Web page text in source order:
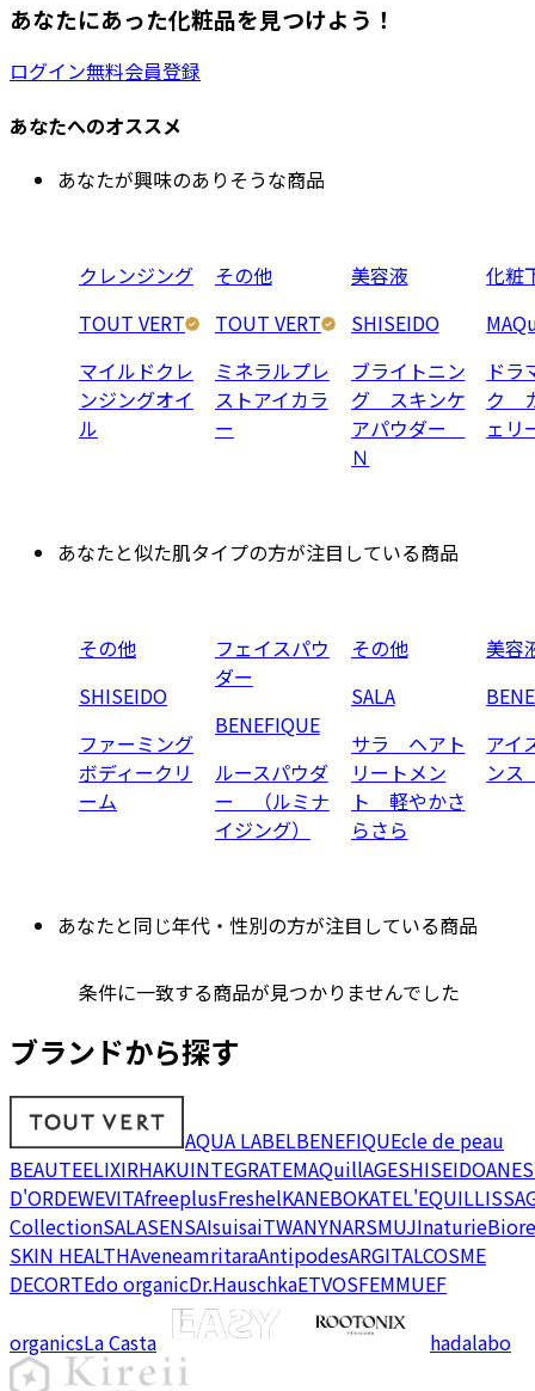
あなたにあった化粧品を見つけよう！
ログイン無料会員登録
あなたへのオススメ
あなたが興味のありそうな商品
クレンジング
TOUT VERT
マイルドクレ
ンジングオイ
ル
その他
TOUT VERT
ミネラルプレ
ストアイカラ
ー
美容液
SHISEIDO
ブライトニン
グ スキンケ
アパウダー
Ｎ
化粧
ドラ
ク
ェ
あなたと似た肌タイプの方が注目している商品
その他
SHISEIDO
ファーミング
ボディークリ
ーム
フェイスパウ
ダー
BENEFIQUE
ルースパウダ
ー （ルミナ
イジング）
その他
SALA
サラ ヘアト
リートメン
ト 軽やかさ
らさら
美容
アイ
ン
あなたと同じ年代・性別の方が注目している商品
条件に一致する商品が見つかりませんでした
ブランドから探す
AQUA LABELBENEFIQUEcle de peau
BEAUTEELIXIRHAKUINTEGRATEMAQuillAGESHISEIDO
D'ORDEWEVITAfreeplusFreshelKANEBOKATEL'EQUIL
CollectionSALASENSAIsuisaiTWANYNARSMUJInaturieBiore
SKIN HEALTHAveneamritaraAntipodesARGITALCOSME
DECORTEdo organicDr.HauschkaETVOSFEMMUEF
organicsLa Casta hadalabo